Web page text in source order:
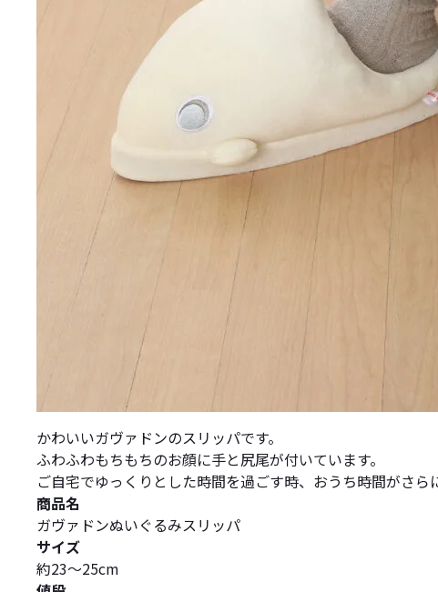
かわいいガヴァドンのスリッパです。
ふわふわもちもちのお顔に手と尻尾が付いています。
ご自宅でゆっくりとした時間を過ごす時、おうち時間がさら
商品名
ガヴァドンぬいぐるみスリッパ
サイズ
約23～25cm